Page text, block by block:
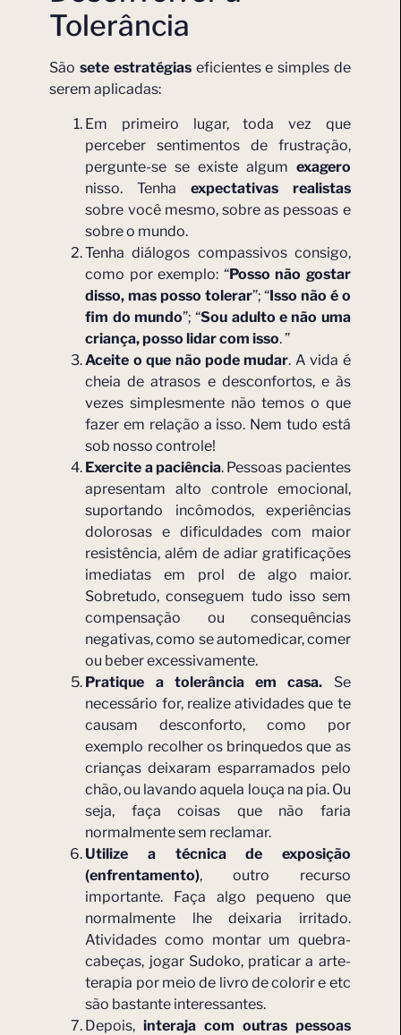
Tolerância
Sãosete estratégiaseficientes e simples de
serem aplicadas:
Em primeiro lugar, toda vez que
perceber sentimentos de frustração,
pergunte-se se existe algum exagero
nisso. Tenha expectativas realistas
sobre você mesmo, sobre as pessoas e
sobre o mundo.
Tenha diálogos compassivos consigo,
como por exemplo: “Posso não gostar
disso, mas posso tolerar”; “Isso não é o
fim do mundo”; “Sou adulto e não uma
criança, posso lidar com isso. ”
Aceite o que não pode mudar. A vida é
cheia de atrasos e desconfortos, e às
vezes simplesmente não temos o que
fazer em relação a isso. Nem tudo está
sob nosso controle!
Exercite a paciência. Pessoas pacientes
apresentam alto controle emocional,
suportando incômodos, experiências
dolorosas e dificuldades com maior
resistência, além de adiar gratificações
imediatas em prol de algo maior.
Sobretudo, conseguem tudo isso sem
compensação ou consequências
negativas, como se automedicar, comer
ou beber excessivamente.
Pratique a tolerância em casa. Se
necessário for, realize atividades que te
causam desconforto, como por
exemplo recolher os brinquedos que as
crianças deixaram esparramados pelo
chão, ou lavando aquela louça na pia. Ou
seja, faça coisas que não faria
normalmente sem reclamar.
Utilize a técnica de exposição
(enfrentamento), outro recurso
importante. Faça algo pequeno que
normalmente lhe deixaria irritado.
Atividades como montar um quebra-
cabeças, jogar Sudoko, praticar a arte-
terapia por meio de livro de colorir e etc
são bastante interessantes.
Depois,interaja com outras pessoas